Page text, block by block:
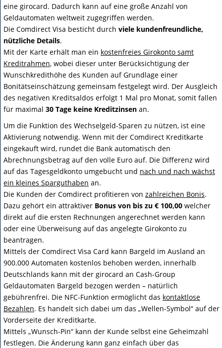
eine girocard. Dadurch kann auf eine große Anzahl von
Geldautomaten weltweit zugegriffen werden.
Die Comdirect Visa besticht durch viele kundenfreundliche,
nützliche Details.
Mit der Karte erhält man ein kostenfreies Girokonto samt
Kreditrahmen, wobei dieser unter Berücksichtigung der
Wunschkredithöhe des Kunden auf Grundlage einer
Bonitätseinschätzung gemeinsam festgelegt wird. Der Ausgleich
des negativen Kreditsaldos erfolgt 1 Mal pro Monat, somit fallen
für maximal 30 Tage keine Kreditzinsen an.
Um die Funktion des Wechselgeld-Sparen zu nützen, ist eine
Aktivierung notwendig. Wenn mit der Comdirect Kreditkarte
eingekauft wird, rundet die Bank automatisch den
Abrechnungsbetrag auf den volle Euro auf. Die Differenz wird
auf das Tagesgeldkonto umgebucht und nach und nach wächst
ein kleines Sparguthaben an.
Die Kunden der Comdirect profitieren von zahlreichen Bonis.
Dazu gehört ein attraktiver Bonus von bis zu € 100,00 welcher
direkt auf die ersten Rechnungen angerechnet werden kann
oder eine Überweisung auf das angelegte Girokonto zu
beantragen.
Mittels der Comdirect Visa Card kann Bargeld im Ausland an
900.000 Automaten kostenlos behoben werden, innerhalb
Deutschlands kann mit der girocard an Cash-Group
Geldautomaten Bargeld bezogen werden – natürlich
gebührenfrei. Die NFC-Funktion ermöglicht das kontaktlose
Bezahlen. Es handelt sich dabei um das „Wellen-Symbol“ auf der
Vorderseite der Kreditkarte.
Mittels „Wunsch-Pin“ kann der Kunde selbst eine Geheimzahl
festlegen. Die Änderung kann ganz einfach über das